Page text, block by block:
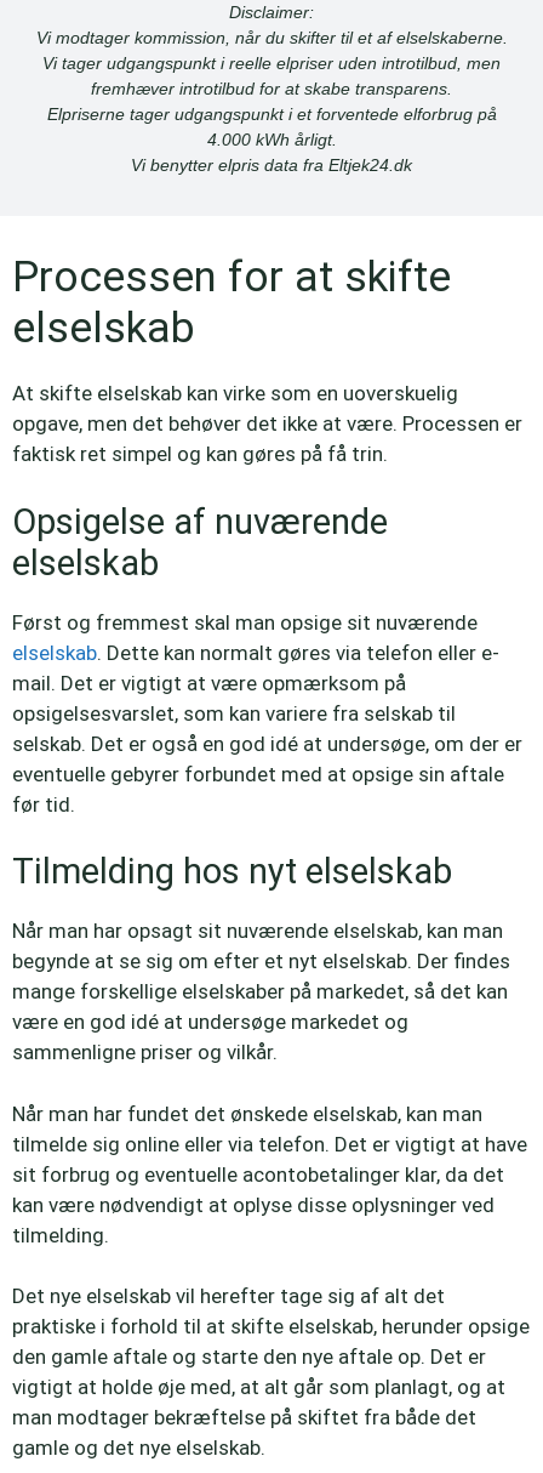
Disclaimer:
Vi modtager kommission, når du skifter til et af elselskaberne.
Vi tager udgangspunkt i reelle elpriser uden introtilbud, men
fremhæver introtilbud for at skabe transparens.
Elpriserne tager udgangspunkt i et forventede elforbrug på
4.000 kWh årligt.
Vi benytter elpris data fra Eltjek24.dk
Processen for at skifte
elselskab
At skifte elselskab kan virke som en uoverskuelig
opgave, men det behøver det ikke at være. Processen er
faktisk ret simpel og kan gøres på få trin.
Opsigelse af nuværende
elselskab
Først og fremmest skal man opsige sit nuværende
elselskab. Dette kan normalt gøres via telefon eller e-
mail. Det er vigtigt at være opmærksom på
opsigelsesvarslet, som kan variere fra selskab til
selskab. Det er også en god idé at undersøge, om der er
eventuelle gebyrer forbundet med at opsige sin aftale
før tid.
Tilmelding hos nyt elselskab
Når man har opsagt sit nuværende elselskab, kan man
begynde at se sig om efter et nyt elselskab. Der findes
mange forskellige elselskaber på markedet, så det kan
være en god idé at undersøge markedet og
sammenligne priser og vilkår.
Når man har fundet det ønskede elselskab, kan man
tilmelde sig online eller via telefon. Det er vigtigt at have
sit forbrug og eventuelle acontobetalinger klar, da det
kan være nødvendigt at oplyse disse oplysninger ved
tilmelding.
Det nye elselskab vil herefter tage sig af alt det
praktiske i forhold til at skifte elselskab, herunder opsige
den gamle aftale og starte den nye aftale op. Det er
vigtigt at holde øje med, at alt går som planlagt, og at
man modtager bekræftelse på skiftet fra både det
gamle og det nye elselskab.